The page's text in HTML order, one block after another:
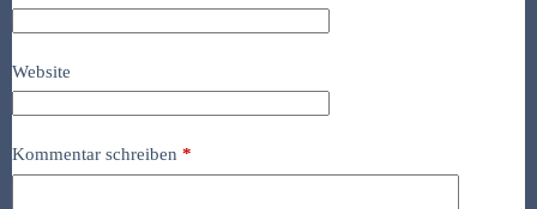
Website
Kommentar schreiben *